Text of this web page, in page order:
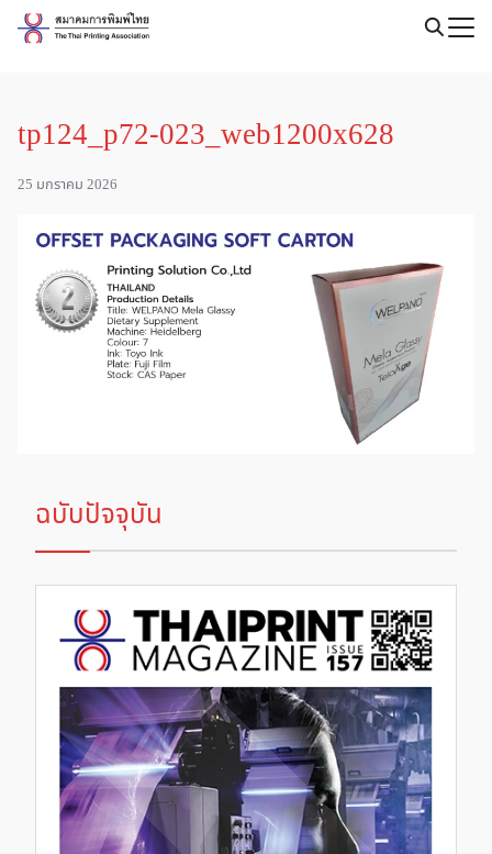
Skip
tp124_p72-023_web1200x628
25 มกราคม 2026
ฉบับปัจจุบัน